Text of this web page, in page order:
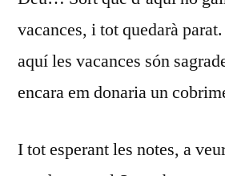
vacances, i tot quedarà
aquí les vacances són
encara em donaria un
I tot esperant les notes, a